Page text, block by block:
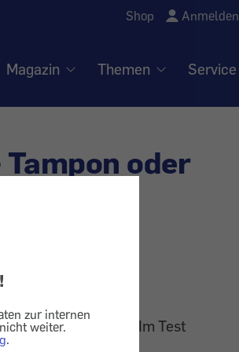
zur internen
weiter.
.
Shop Anmelden
Magazin Themen Service
oder
Im Test